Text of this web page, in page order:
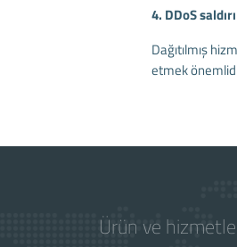
4. DDoS
Dağıtılmış
etmek
Ürün ve